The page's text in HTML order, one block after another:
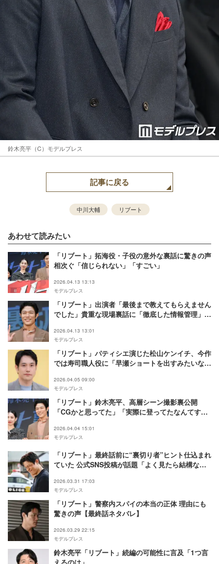
鈴木亮平（C）モデルプレス
記事に戻る
中川大輔 リブート
あわせて読みたい
「リブート」拓海役・子役の意外な裏話に驚きの声
相次ぐ「信じられない」「すごい」
2026.04.13 13:13
モデルプレス
「リブート」出演者「最後まで教えてもらえません
でした」貴重な現場裏話に「徹底した情報管理」
2026.04.13 13:01
モデルプレス
「リブート」パティシエ演じた松山ケンイチ、今作
では寿司職人役に「早瀬ショートを出すみたいなの
2026.04.05 09:00
モデルプレス
「リブート」鈴木亮平、高層シーン撮影裏公開
「CGかと思ってた」「実際に登ってたなんてすご
2026.04.04 15:01
モデルプレス
「リブート」最終話前に“裏切り者”ヒント仕込まれ
ていた 公式SNS投稿が話題「よく見たら結構なヒ
2026.03.31 17:03
モデルプレス
「リブート」警察内スパイの本当の正体 理由にも
驚きの声【最終話ネタバレ】
2026.03.29 22:15
モデルプレス
鈴木亮平「リブート」続編の可能性に言及「1つ言